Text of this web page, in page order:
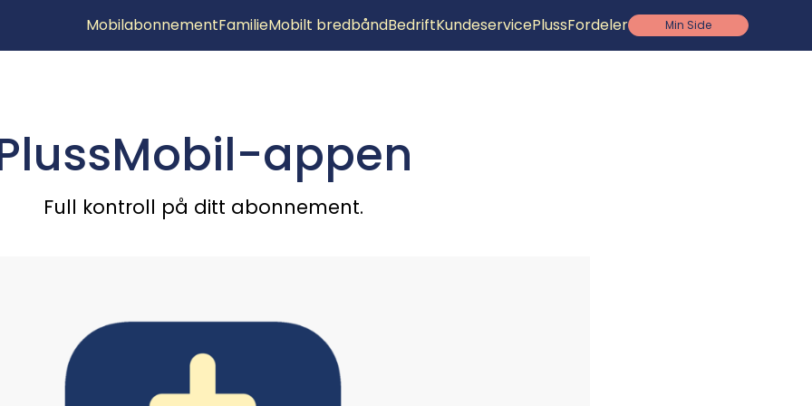
Main
MobilabonnementFamilieMobilt bredbåndBedriftKundeservicePlussFordeler Min Side
appen
Full kontroll på ditt abonnement.